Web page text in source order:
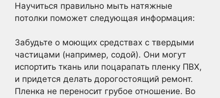
Научиться правильно мыть натяжные
потолки поможет следующая информация:
Забудьте о моющих средствах с твердыми
частицами (например, содой). Они могут
испортить ткань или поцарапать пленку ПВХ,
и придется делать дорогостоящий ремонт.
Пленка не переносит грубое отношение. Во